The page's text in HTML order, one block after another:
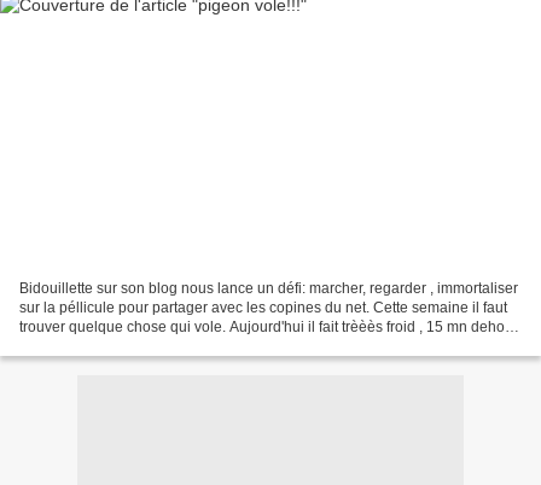
Bidouillette sur son blog nous lance un défi: marcher, regarder , immortaliser
sur la péllicule pour partager avec les copines du net. Cette semaine il faut
trouver quelque chose qui vole. Aujourd'hui il fait trèèès froid , 15 mn dehors